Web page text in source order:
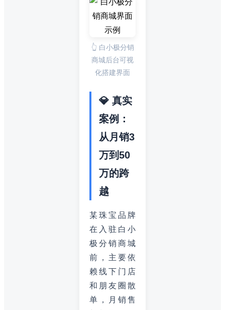
👆 白小极分销
商城后台可视
化搭建界面
💎 真实
案例：
从月销3
万到50
万的跨
越
某珠宝品牌
在入驻白小
极分销商城
前，主要依
赖线下门店
和朋友圈散
单，月销售